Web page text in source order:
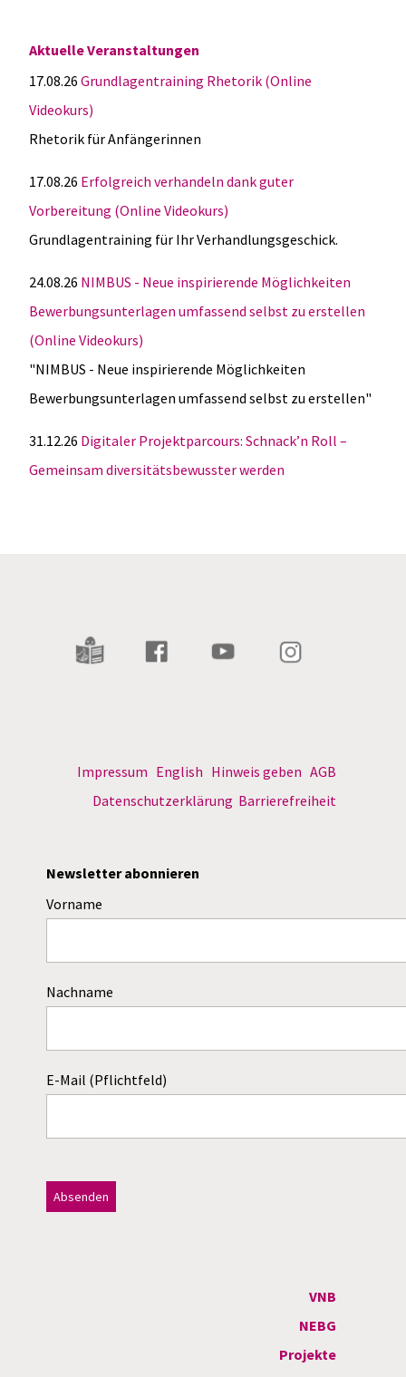
Aktuelle Veranstaltungen
17.08.26 Grundlagentraining Rhetorik (Online
Videokurs)
Rhetorik für Anfängerinnen
17.08.26 Erfolgreich verhandeln dank guter
Vorbereitung (Online Videokurs)
Grundlagentraining für Ihr Verhandlungsgeschick.
24.08.26 NIMBUS - Neue inspirierende Möglichkeiten
Bewerbungsunterlagen umfassend selbst zu erstellen
(Online Videokurs)
"NIMBUS - Neue inspirierende Möglichkeiten
Bewerbungsunterlagen umfassend selbst zu erstellen"
31.12.26 Digitaler Projektparcours: Schnack’n Roll –
Gemeinsam diversitätsbewusster werden
Impressum English Hinweis geben AGB
Datenschutzerklärung Barrierefreiheit
Newsletter abonnieren
Vorname
Nachname
E-Mail (Pflichtfeld)
VNB
NEBG
Projekte